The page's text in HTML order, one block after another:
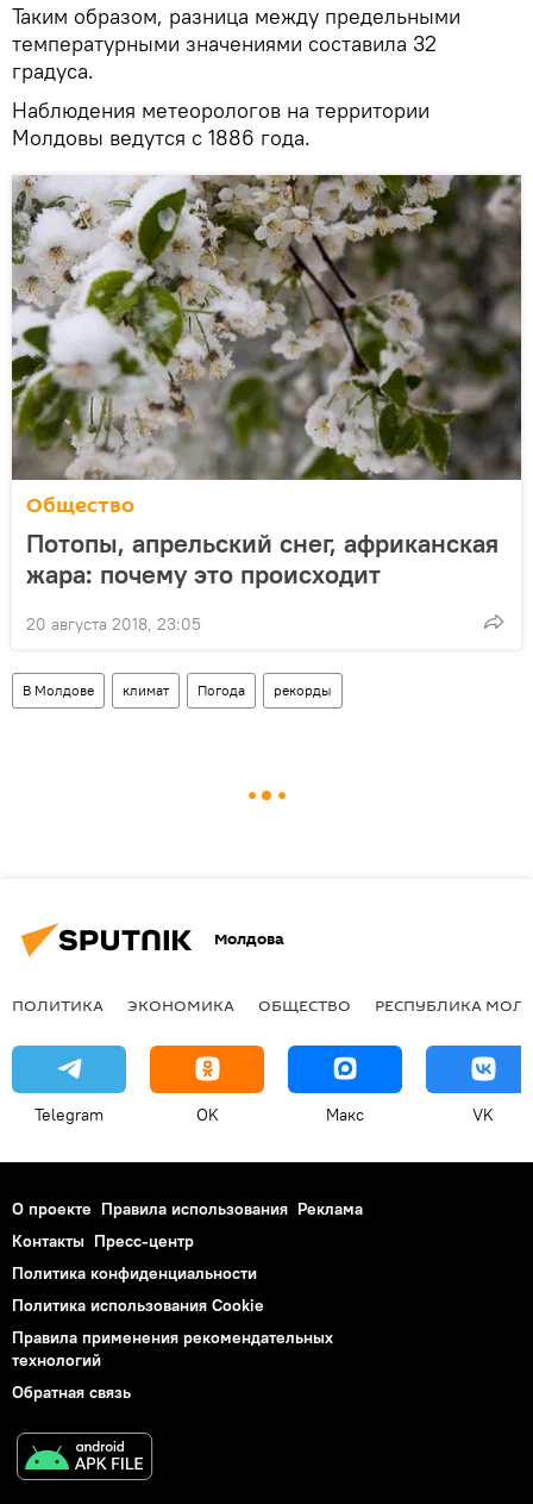
Таким образом, разница между предельными
температурными значениями составила 32
градуса.
Наблюдения метеорологов на территории
Молдовы ведутся с 1886 года.
Общество
Потопы, апрельский снег, африканская
жара: почему это происходит
20 августа 2018, 23:05
В Молдове климат Погода рекорды
Молдова
ПОЛИТИКА ЭКОНОМИКА ОБЩЕСТВО РЕСПУБЛИКА
Telegram OK Макс VK
О проекте Правила использования Реклама
Контакты Пресс-центр
Политика конфиденциальности
Политика использования Cookie
Правила применения рекомендательных
технологий
Обратная связь